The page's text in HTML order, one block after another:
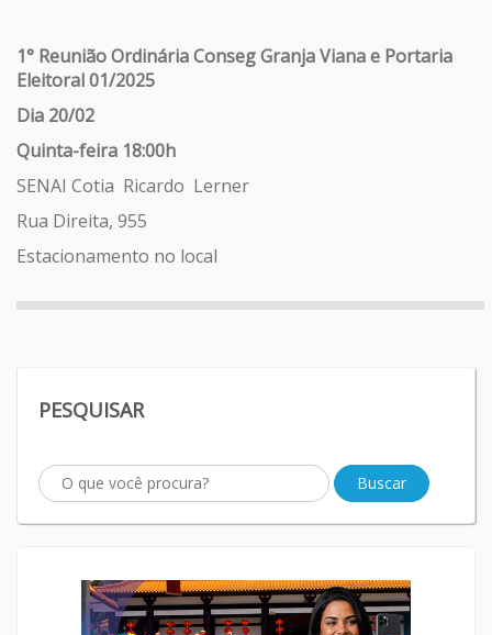
1° Reunião Ordinária Conseg Granja Viana e Portaria
Eleitoral 01/2025
Dia 20/02
Quinta-feira 18:00h
SENAI Cotia Ricardo Lerner
Rua Direita, 955
Estacionamento no local
PESQUISAR